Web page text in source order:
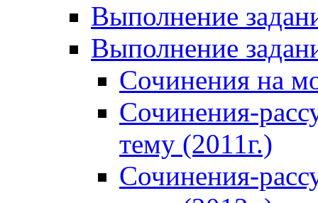
Выполнение
Выполнение
Сочинения на
Сочинения-
тему (2011г.)
Сочинения-